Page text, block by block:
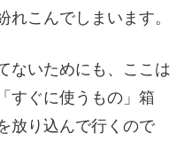
れこんでしまいます。
ないためにも、ここは
すぐに使うもの」箱
放り込んで行くので